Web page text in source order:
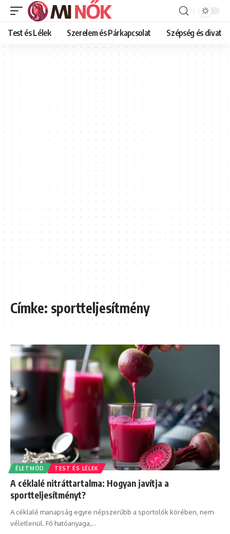
Test és Lélek Szerelem és Párkapcsolat Szépség és divat
Címke:sportteljesítmény
ÉLETMÓD TEST ÉS LÉLEK
A céklalé nitráttartalma: Hogyan javítja a
sportteljesítményt?
A céklalé manapság egyre népszerűbb a sportolók körében, nem
véletlenül. Fő hatóanyaga, …